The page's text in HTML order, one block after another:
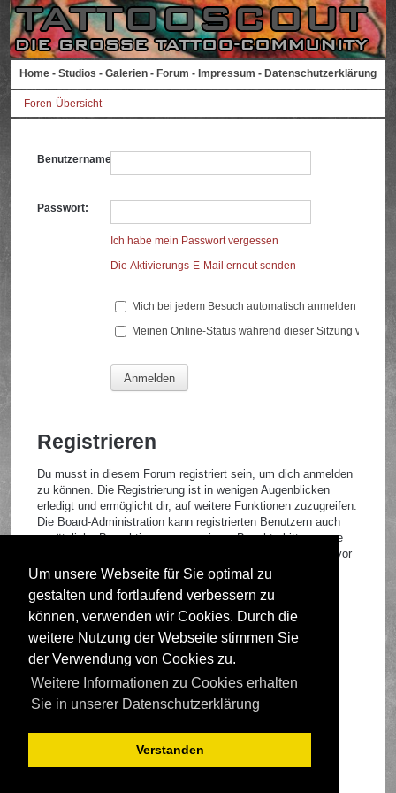
Um unsere Webseite für Sie optimal zu
gestalten und fortlaufend verbessern zu
können, verwenden wir Cookies. Durch die
weitere Nutzung der Webseite stimmen Sie
der Verwendung von Cookies zu.
Weitere Informationen zu Cookies erhalten
Sie in unserer Datenschutzerklärung
Verstanden
Home - Studios - Galerien - Forum - Impressum - Datenschutzerklärung
Foren-Übersicht
Benutzername:
Passwort:
Ich habe mein Passwort vergessen
Die Aktivierungs-E-Mail erneut senden
Mich bei jedem Besuch automatisch anmelden
Meinen Online-Status während dieser Sitzung
Registrieren
Du musst in diesem Forum registriert sein, um dich anmelden
zu können. Die Registrierung ist in wenigen Augenblicken
erledigt und ermöglicht dir, auf weitere Funktionen zuzugreifen.
Die Board-Administration kann registrierten Benutzern auch
zusätzliche Berechtigungen zuweisen. Beachte bitte unsere
Nutzungsbedingungen und die verwandten Regelungen, bevor
du dich registrierst. Bitte beachte auch die jeweiligen
Forenregeln, wenn du dich in diesem Board bewegst.
Nutzungsbedingungen|Datenschutzrichtlinie
Registrieren
Foren-Übersicht
Deutsche Übersetzung durchphpBB.de